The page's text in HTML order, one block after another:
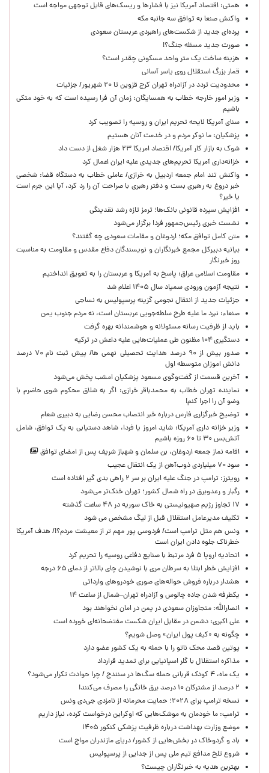
همتی: اقتصاد آمریکا نیز با فشارها و ریسک‌های قابل توجهی مواجه است
واکنش صنعا به توافق سه جانبه مکه
پرده‌ای جدید از شکست‌های راهبردی عربستان سعودی
صورت جدید مسئله جنگ؟!
هزینه ساخت یک متر واحد مسکونی چقدر است؟
قمار بزرگ استقلال روی یاسر آسانی
محدودیت تردد در آزادراه تهران کرج قزوین تا ۲۰ شهریور/ جزئیات
وزیر امور خارجه خطاب به همسایگان: زمان آن فرا رسیده است که به خود متکی
باشیم
سنای آمریکا لایحه تحریم ایران و روسیه را تصویب کرد
پزشکیان: ما نوکر مردم و در خدمت آنان هستیم
شوک به بازار کار آمریکا/ اقتصاد امریکا ۲۳ هزار شغل از دست داد
خزانه‌داری آمریکا تحریم‌های جدیدی علیه ایران اعمال کرد
واکنش تند امام جمعه اردبیل به خرازی/ عاملی خطاب به دستگاه قضا: شخصی
خبر دروغ به رهبری بست و دفتر رهبری با صراحت آن را رد کرد، آیا این جرم است
یا خیر؟
افزایش سپرده قانونی بانک‌ها؛ ترمز تازه رشد نقدینگی
نشست خبری رئیس‌جمهور فردا برگزار می‌شود
متن کامل توافق مکه؛ اردوغان و مقامات سعودی چه گفتند؟
بیانیه دبیرکل مجمع خبرنگاران و نویسندگان دفاع مقدس و مقاومت به مناسبت
روز خبرنگار
مقاومت اسلامی عراق: پاسخ به آمریکا و عربستان را به تعویق انداختیم
نتیجه آزمون ورودی سمپاد سال ۱۴۰۵ اعلام شد
جزئیات جدید از انتقال نجومی گزینه پرسپولیس به نساجی
صنعاء: نبرد ما علیه طرح سلطه‌جویی عربستان است، نه مردم جنوب یمن
باید از ظرفیت رسانه مسئولانه و هوشمندانه بهره گرفت
دستگیری ۱۰۴ مظنون طی عملیات‌هایی علیه داعش در ترکیه
صدور بیش از ۹۰ درصد هدایت تحصیلی نهمی ها/ پیش ثبت نام ۷۰ درصد
دانش اموزان متوسطه اول
آخرین قسمت از گفت‌وگوی مسعود پزشکیان امشب پخش می‌شود
نماینده تهران خطاب به محمدباقر خرازی: اگر به شلاق محکوم شوی حاضرم با
وضو آن را اجرا کنم!
توضیح خبرگزاری فارس درباره خبر انتصاب محسن رضایی به دبیری شعام
وزیر خزانه داری آمریکا: شاید امروز یا فردا، شاهد دستیابی به یک توافق، شامل
آتش‌بس ۳۰ تا ۶۰ روزه باشیم
اقامه نماز جمعه اردوغان، بن ‌سلمان و شهباز شریف پس از امضای توافق
سود ۷۰ میلیاردی ذوب‌آهن از یک انتقال عجیب
رویترز: ترامپ در جنگ علیه ایران بر سر ۲ راهی بدی گیر افتاده است
رگبار و رعدوبرق در راه شمال کشور؛ تهران خنک‌تر می‌شود
۱۷ تجاوز رژیم صهیونیستی به خاک سوریه در ۴۸ ساعت گذشته
تکلیف مدیرعامل استقلال قبل از لیگ مشخص می شود
ونس هم مثل ترامپ است/ فردوسی پور مهم تر از معیشت مردم؟!/ هدف آمریکا
خطرناک جلوه دادن ایران است
اتحادیه اروپا ۵ فرد مرتبط با صنایع دفاعی روسیه را تحریم کرد
افزایش خطر ابتلا به سرطان مری با نوشیدن چای بالاتر از دمای ۶۵ درجه
هشدار درباره فروش حواله‌های صوری خودروهای وارداتی
یکطرفه شدن جاده چالوس و آزادراه تهران–شمال از ساعت ۱۴
انصارالله: متجاوزان سعودی در یمن در امان نخواهند بود
علی اکبری: دشمن در مقابل ایران شکست مفتضحانه‌ای خورده است
چگونه به «کیف پول ایران» وصل شویم؟
پوتین قصد محک ناتو را با حمله به یک کشور عضو دارد
مذاکره استقلال با گلر اسپانیایی برای تمدید قرارداد
یک ماه، ۴ کودک قربانی حمله سگ‌ها در سنندج / چرا حوادث تکرار می‌شود؟
۲ درصد از مشترکان ۱۰ درصد برق خانگی را مصرف می‌کنند!
نسخه ترامپ برای ۲۰۲۸؛ حمایت محرمانه از نامزدی جی‌دی ونس
ترامپ: ما خودمان به موشک‌هایی که اوکراین درخواست کرده، نیاز داریم
موضع وزارت بهداشت درباره ظرفیت پزشکی کنکور ۱۴۰۵
باد و گردوخاک در بخش‌هایی از کشور/ دریای مازندران مواج است
شروع تلخ مدافع تیم ملی پس از جدایی از پرسپولیس
بهترین هدیه به خبرنگاران چیست؟